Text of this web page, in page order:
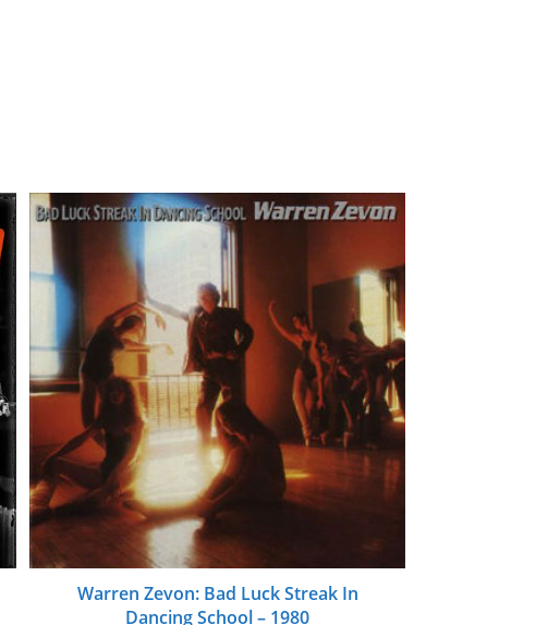
Warren Zevon: Bad Luck Streak In
Dancing School – 1980